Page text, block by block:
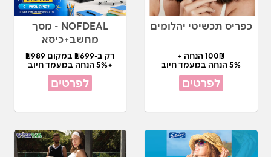
כפריס תכשיטי יהלומים
100₪ הנחה +
5% הנחה במעמד חיוב
לפרטים
NOFDEAL - מסך
מחשב+כיסא
רק ב-₪699 במקום ₪989
+5% הנחה במעמד חיוב
לפרטים